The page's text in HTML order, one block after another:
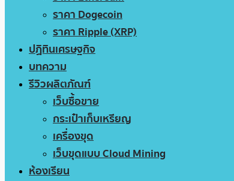
ราคา Dogecoin
ราคา Ripple (XRP)
ปฏิทินเศรษฐกิจ
บทความ
รีวิวผลิตภัณฑ์
เว็บซื้อขาย
กระเป๋าเก็บเหรียญ
เครื่องขุด
เว็บขุดแบบ Cloud Mining
ห้องเรียน